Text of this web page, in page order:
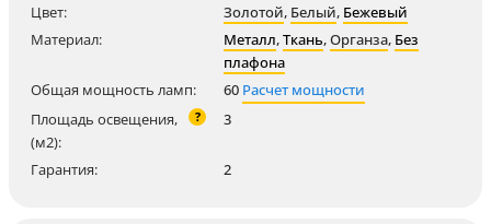
Цвет:
Золотой, Белый, Бежевый
Материал:
Металл,Ткань,Органза, Без
плафона
Общая мощность ламп:
60 Расчет мощности
Площадь освещения,
(м2):
? 3
Гарантия: 2